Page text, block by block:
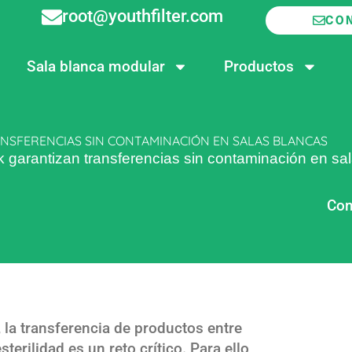
root@youthfilter.com
Sala blanca modular Productos
SIN CONTAMINACIÓN EN SALAS BLANCAS
garantizan transferencias sin contaminación en
transferencia de productos entre
es un reto crítico. Para ello,